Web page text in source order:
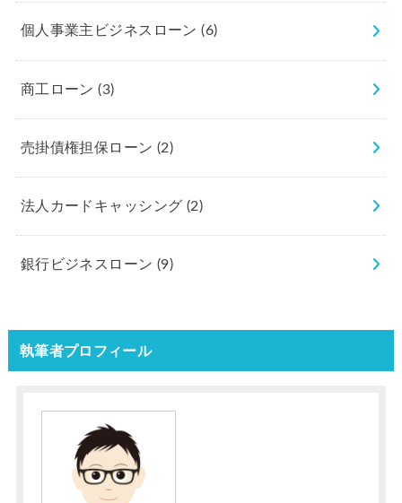
個人事業主ビジネスローン(6)
商工ローン(3)
売掛債権担保ローン (2)
法人カードキャッシング (2)
銀行ビジネスローン (9)
執筆者プロフィール